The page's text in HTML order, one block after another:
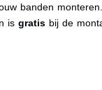
banden monteren.
is gratis bij de